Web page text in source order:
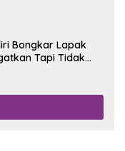
Bongkar Lapak
Tapi Tidak